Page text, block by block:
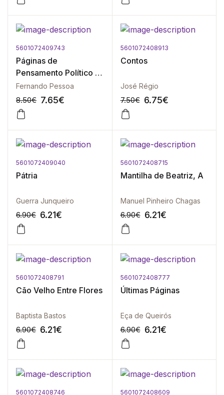
5601072409743
Páginas de
Pensamento Político -
Vol. II ( 1925 - 1935 )
Fernando Pessoa
8.50€ 7.65€
5601072408913
Contos
José Régio
7.50€ 6.75€
5601072409040
Pátria
Guerra Junqueiro
6.90€ 6.21€
5601072408715
Mantilha de Beatriz, A
Manuel Pinheiro Chagas
6.90€ 6.21€
5601072408791
Cão Velho Entre Flores
Baptista Bastos
6.90€ 6.21€
5601072408777
Últimas Páginas
Eça de Queirós
6.90€ 6.21€
5601072408746 5601072408609